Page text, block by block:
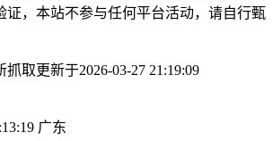
证，本站不参与任何平台活动，请自行甄
取更新于2026-03-27 21:19:09
广东